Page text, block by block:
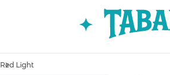
Red Light